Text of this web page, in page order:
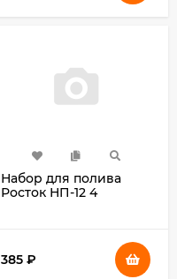
Набор для полива
Росток НП-12 4
385 ₽